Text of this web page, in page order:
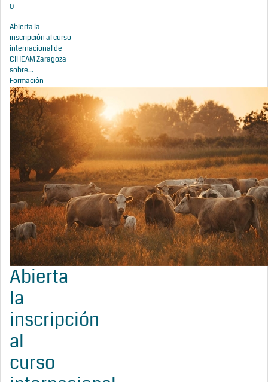
0
Abierta la
inscripción al curso
internacional de
CIHEAM Zaragoza
sobre...
Formación
Abierta
la
inscripción
al
curso